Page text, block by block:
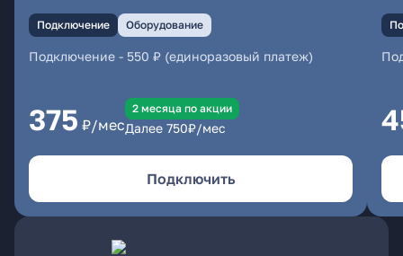
Подключение Оборудование
Подключение - 550 ₽ (единоразовый платеж)
375 ₽/мес
2 месяцa по акции
Далее 750₽/мес
Подключить